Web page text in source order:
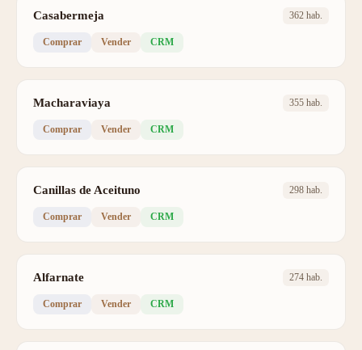
Casabermeja 362 hab.
Comprar Vender CRM
Macharaviaya 355 hab.
Comprar Vender CRM
Canillas de Aceituno 298 hab.
Comprar Vender CRM
Alfarnate 274 hab.
Comprar Vender CRM